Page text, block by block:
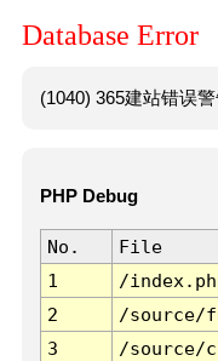
Database Error
(1040) 365建站错误
PHP Debug
No. File
1
/
2
/source/
3
/source/